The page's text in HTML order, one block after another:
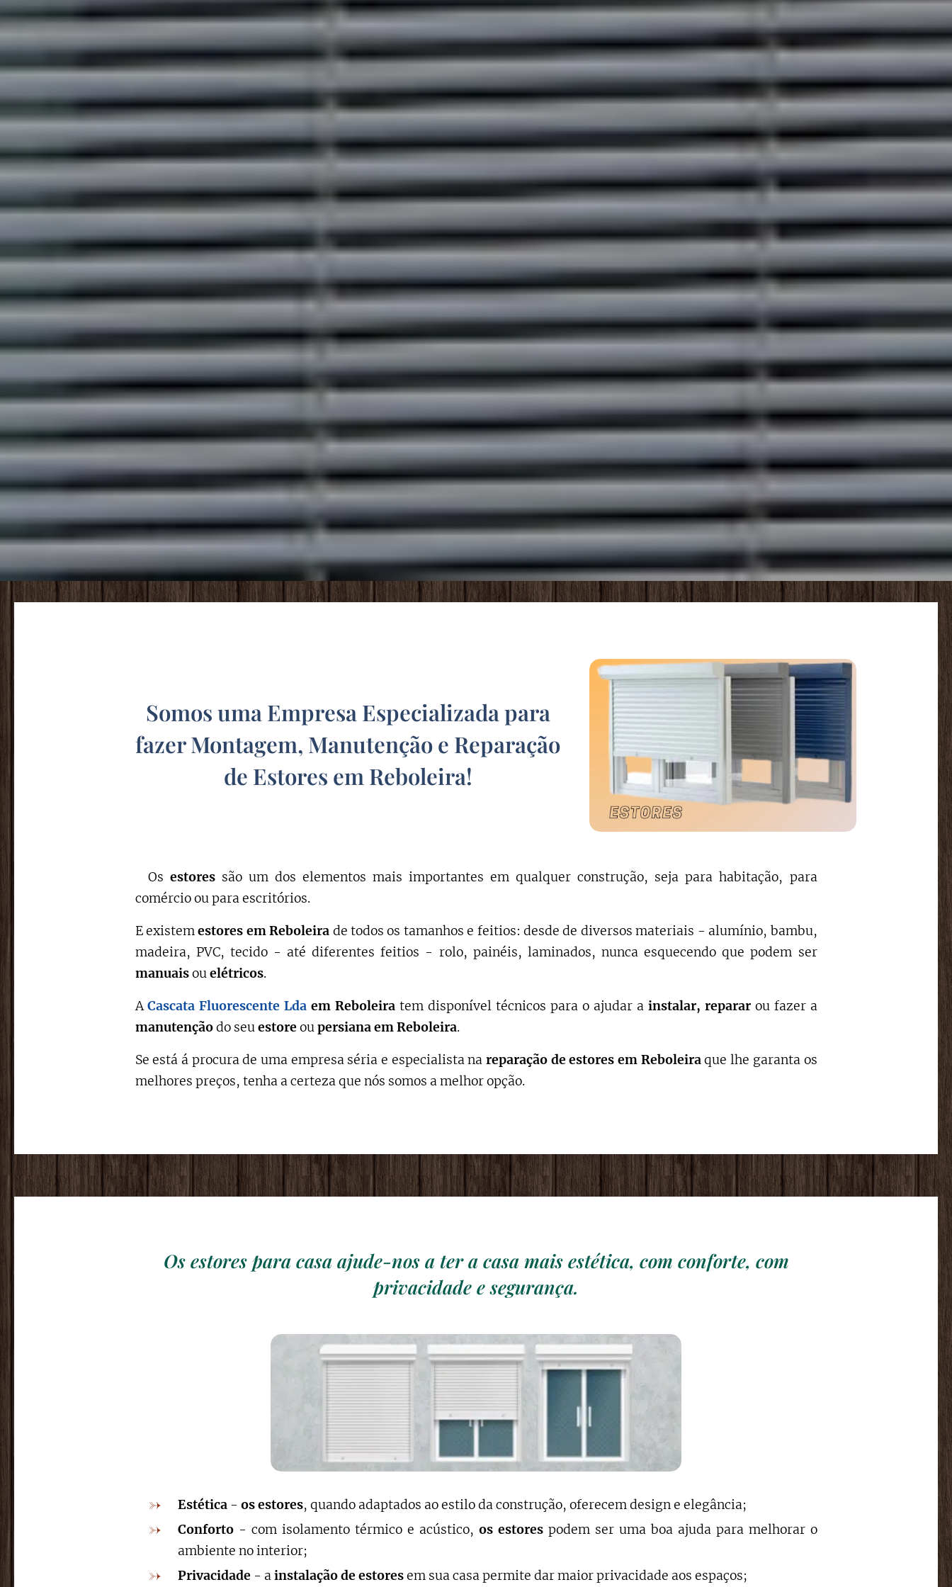
Somos uma Empresa Especializada para
fazer Montagem, Manutenção e Reparação
de Estores em Reboleira!
Os estoressão um dos elementos mais importantes em qualquer construção, seja para habitação, para
comércio ou para escritórios.
E existemestores em Reboleira de todos os tamanhos e feitios: desde de diversos materiais - alumínio, bambu,
madeira, PVC, tecido - até diferentes feitios - rolo, painéis, laminados, nunca esquecendo que podem ser
manuaisouelétricos.
ACascata Fluorescente Lda emReboleiratem disponível técnicos para o ajudar a instalar, repararou fazer a
manutençãodo seuestore oupersiana emReboleira.
Se está á procura de uma empresa séria e especialista nareparação de estores em Reboleiraque lhe garanta os
melhores preços, tenha a certeza que nós somos a melhor opção.
Os estores para casa ajude-nos a ter a casa mais estética, com conforte, com
privacidade e segurança.
Estética- os estores, quando adaptados ao estilo da construção, oferecem design e elegância;
Conforto- com isolamento térmico e acústico, os estores podem ser uma boa ajuda para melhorar o
ambiente no interior;
Privacidade - ainstalação de estoresem sua casa permite dar maior privacidade aos espaços;